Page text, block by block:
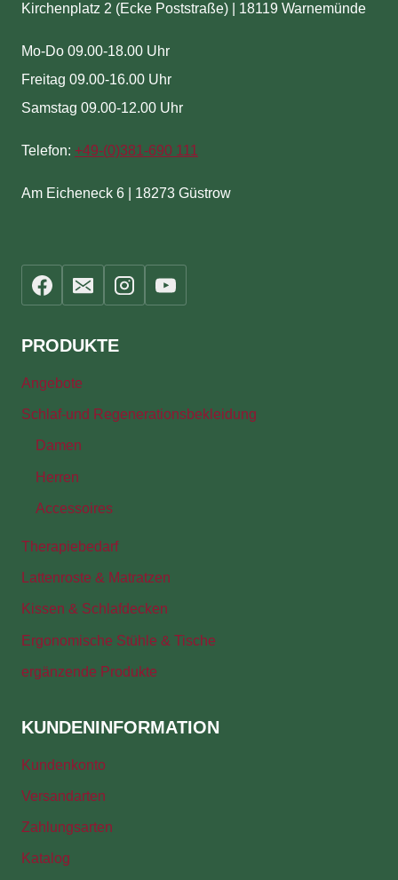
Kirchenplatz 2 (Ecke Poststraße) | 18119 Warnemünde
Mo-Do 09.00-18.00 Uhr
Freitag 09.00-16.00 Uhr
Samstag 09.00-12.00 Uhr
Telefon: +49-(0)381-690 111
Am Eicheneck 6 | 18273 Güstrow
PRODUKTE
Angebote
Schlaf-und Regenerationsbekleidung
Damen
Herren
Accessoires
Therapiebedarf
Lattenroste & Matratzen
Kissen & Schlafdecken
Ergonomische Stühle & Tische
ergänzende Produkte
KUNDENINFORMATION
Kundenkonto
Versandarten
Zahlungsarten
Katalog